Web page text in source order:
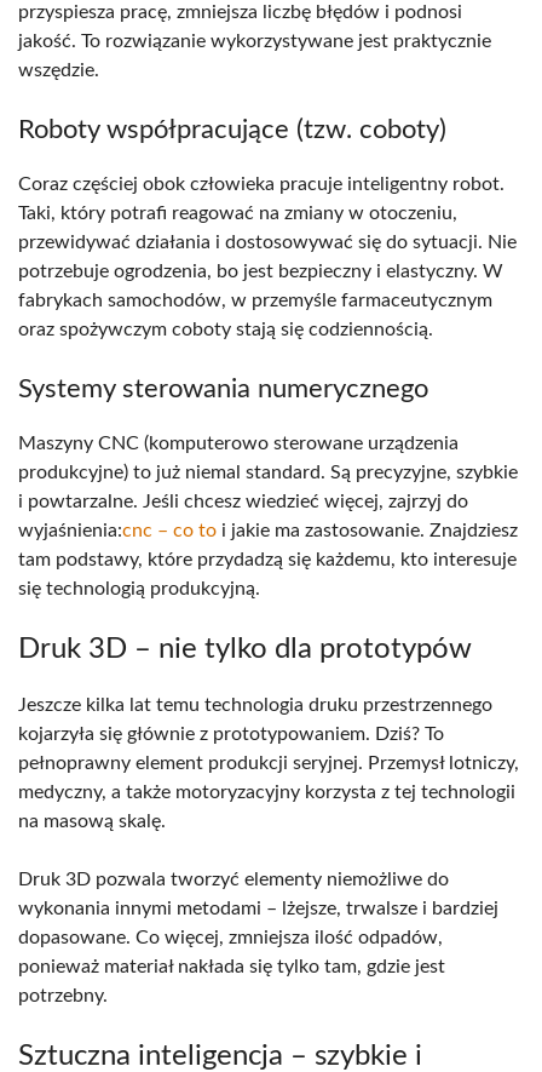
przyspiesza pracę, zmniejsza liczbę błędów i podnosi
jakość. To rozwiązanie wykorzystywane jest praktycznie
wszędzie.
Roboty współpracujące (tzw. coboty)
Coraz częściej obok człowieka pracuje inteligentny robot.
Taki, który potrafi reagować na zmiany w otoczeniu,
przewidywać działania i dostosowywać się do sytuacji. Nie
potrzebuje ogrodzenia, bo jest bezpieczny i elastyczny. W
fabrykach samochodów, w przemyśle farmaceutycznym
oraz spożywczym coboty stają się codziennością.
Systemy sterowania numerycznego
Maszyny CNC (komputerowo sterowane urządzenia
produkcyjne) to już niemal standard. Są precyzyjne, szybkie
i powtarzalne. Jeśli chcesz wiedzieć więcej, zajrzyj do
wyjaśnienia:cnc – co to i jakie ma zastosowanie. Znajdziesz
tam podstawy, które przydadzą się każdemu, kto interesuje
się technologią produkcyjną.
Druk 3D – nie tylko dla prototypów
Jeszcze kilka lat temu technologia druku przestrzennego
kojarzyła się głównie z prototypowaniem. Dziś? To
pełnoprawny element produkcji seryjnej. Przemysł lotniczy,
medyczny, a także motoryzacyjny korzysta z tej technologii
na masową skalę.
Druk 3D pozwala tworzyć elementy niemożliwe do
wykonania innymi metodami – lżejsze, trwalsze i bardziej
dopasowane. Co więcej, zmniejsza ilość odpadów,
ponieważ materiał nakłada się tylko tam, gdzie jest
potrzebny.
Sztuczna inteligencja – szybkie i